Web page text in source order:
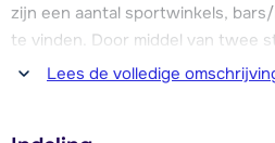
zijn een aantal sportwinkels,
te vinden. Door middel van twee
skigebied verbonden met het
Lees de volledige